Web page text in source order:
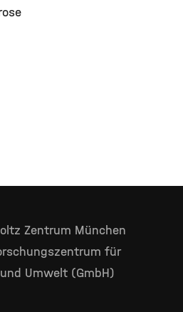
Zentrum München
für
Umwelt (GmbH)